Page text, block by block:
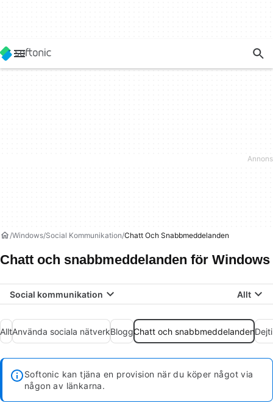
Windows Social Kommunikation Chatt Och Snabbmeddelanden
Chatt och snabbmeddelanden för Windows
Social kommunikation Allt
AlltAnvända sociala nätverkBloggChatt och snabbmeddelanden
Softonic kan tjäna en provision när du köper något via
någon av länkarna.